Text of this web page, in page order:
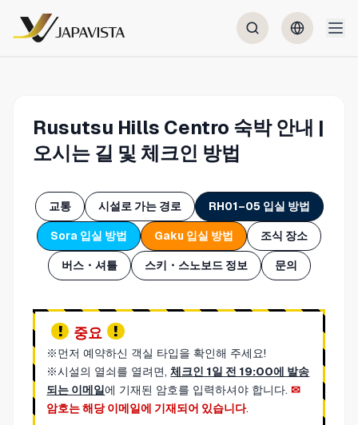
Rusutsu Hills Centro 숙박 안내 |
오시는 길 및 체크인 방법
교통 시설로 가는 경로 RH01–05 입실 방법
Sora 입실 방법 Gaku 입실 방법 조식 장소
버스・셔틀 스키・스노보드 정보 문의
중요
※먼저 예약하신 객실 타입을 확인해 주세요!
※시설의 열쇠를 열려면,체크인 1일 전 19:00에 발송
되는 이메일에 기재된 암호를 입력하셔야 합니다.
암호는 해당 이메일에 기재되어 있습니다.